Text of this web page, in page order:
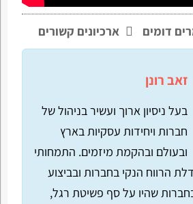
דומים ארכיונים קשורים
זאב רונן
בעל ניסיון ארוך ועשיר בניהול של
חברות ויחידות עסקיות בארץ
ובעולם ובהקמת מיזמים. התמחותי
הרווח הנקי בחברות ובביצוע
שהיו על סף פשיטת רגל,